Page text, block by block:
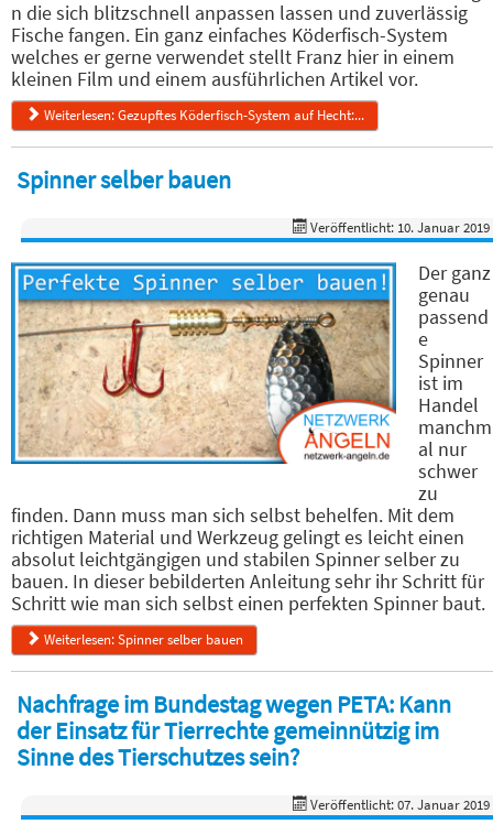
n die sich blitzschnell anpassen lassen und zuverlässig
Fische fangen. Ein ganz einfaches Köderfisch-System
welches er gerne verwendet stellt Franz hier in einem
kleinen Film und einem ausführlichen Artikel vor.
Weiterlesen: Gezupftes Köderfisch-System auf Hecht:...
Spinner selber bauen
Veröffentlicht: 10. Januar 2019
Der ganz
genau
passend
e
Spinner
ist im
Handel
manchm
al nur
schwer
zu
finden. Dann muss man sich selbst behelfen. Mit dem
richtigen Material und Werkzeug gelingt es leicht einen
absolut leichtgängigen und stabilen Spinner selber zu
bauen. In dieser bebilderten Anleitung sehr ihr Schritt für
Schritt wie man sich selbst einen perfekten Spinner baut.
Weiterlesen: Spinner selber bauen
Nachfrage im Bundestag wegen PETA: Kann
der Einsatz für Tierrechte gemeinnützig im
Sinne des Tierschutzes sein?
Veröffentlicht: 07. Januar 2019